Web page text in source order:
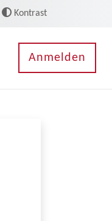
Kontrast
Anmelden